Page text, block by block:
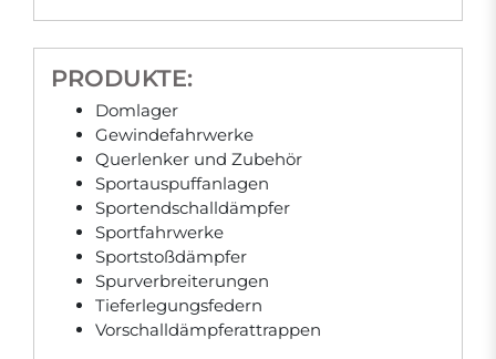
PRODUKTE:
Domlager
Gewindefahrwerke
Querlenker und Zubehör
Sportauspuffanlagen
Sportendschalldämpfer
Sportfahrwerke
Sportstoßdämpfer
Spurverbreiterungen
Tieferlegungsfedern
Vorschalldämpferattrappen